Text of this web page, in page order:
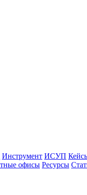
Инструмент ИСУП
офисы Ресурсы